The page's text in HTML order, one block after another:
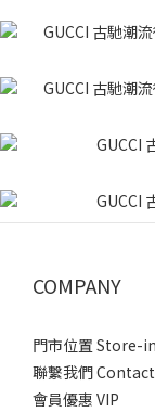
COMPANY
門市位置 Store-
聯繫我們
會員優惠 VIP